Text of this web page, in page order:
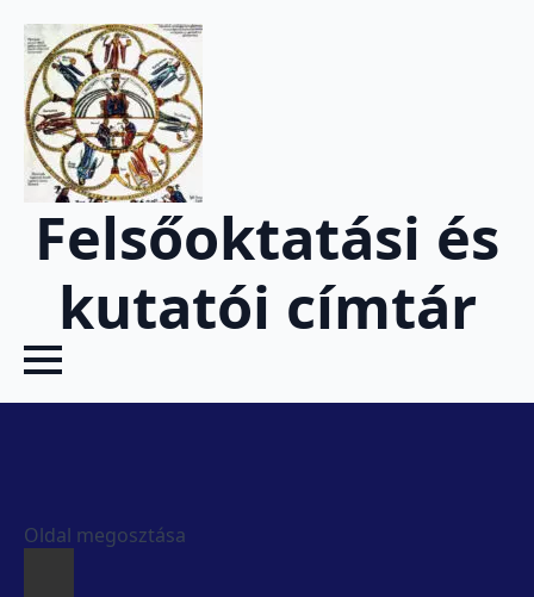
Felsőoktatási és
kutatói címtár
Oldal megosztása